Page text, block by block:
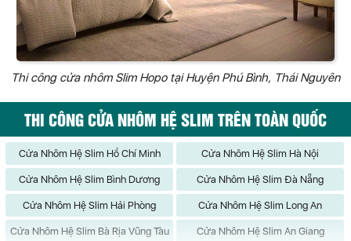
Thi công cửa nhôm Slim Hopo tại Huyện Phú Bình, Thái Nguyên
THI CÔNG CỬA NHÔM HỆ SLIM TRÊN TOÀN QUỐC
Cửa Nhôm Hệ Slim Hồ Chí Minh Cửa Nhôm Hệ Slim Hà Nội
Cửa Nhôm Hệ Slim Bình Dương Cửa Nhôm Hệ Slim Đà Nẵng
Cửa Nhôm Hệ Slim Hải Phòng Cửa Nhôm Hệ Slim Long An
Cửa Nhôm Hệ Slim Bà Rịa Vũng Tàu Cửa Nhôm Hệ Slim An Giang